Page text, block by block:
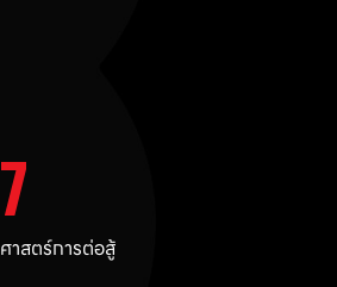
7
ศาสตร์การต่อสู้